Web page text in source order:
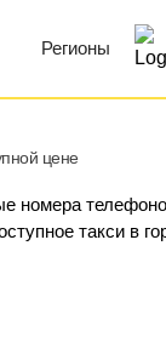
Регионы
цене
номера
такси в